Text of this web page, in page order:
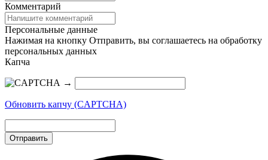
Комментарий
Персональные данные
Нажимая на кнопку Отправить, вы соглашаетесь на обработку
персональных данных
Капча
→
Обновить капчу (CAPTCHA)
Отправить